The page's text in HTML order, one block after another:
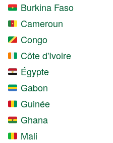
Burkina Faso
Cameroun
Congo
Côte d'Ivoire
Égypte
Gabon
Guinée
Ghana
Mali